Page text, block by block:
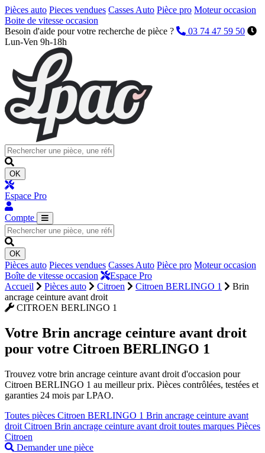
Pièces auto Pieces vendues Casses Auto Pièce pro Moteur occasion
Boite de vitesse occasion
Besoin d'aide pour votre recherche de pièce ?
03 74 47 59 50
Lun-Ven 9h-18h
OK
Espace Pro
Compte
OK
Pièces auto Pieces vendues Casses Auto Pièce pro Moteur occasion
Boîte de vitesse occasion
Espace Pro
Accueil
Pièces auto Citroen Citroen BERLINGO 1
Brin
ancrage ceinture avant droit
CITROEN BERLINGO 1
Votre Brin ancrage ceinture avant droit
pour votre Citroen BERLINGO 1
Trouvez votre brin ancrage ceinture avant droit d'occasion pour
Citroen BERLINGO 1 au meilleur prix. Pièces contrôlées, testées et
garanties 24 mois par LPAO.
Toutes pièces Citroen BERLINGO 1 Brin ancrage ceinture avant
droit Citroen Brin ancrage ceinture avant droit toutes marques Pièces
Citroen
Demander une pièce